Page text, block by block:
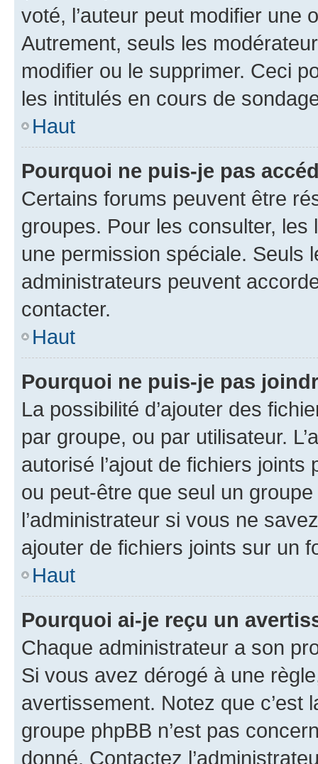
voté, l’auteur peut modifier une
Autrement, seuls les
modifier ou le supprimer. Ceci
les intitulés en cours de
Haut
Pourquoi ne puis-je pas
Certains forums peuvent être
groupes. Pour les consulter,
une permission spéciale. Seuls
administrateurs peuvent
contacter.
Haut
Pourquoi ne puis-je pas
La possibilité d’ajouter des
par groupe, ou par utilisateur.
autorisé l’ajout de fichiers
ou peut-être que seul un
l’administrateur si vous ne
ajouter de fichiers joints sur un
Haut
Pourquoi ai-je reçu un
Chaque administrateur a son
Si vous avez dérogé à une
avertissement. Notez que c’est
groupe phpBB n’est pas
donné. Contactez